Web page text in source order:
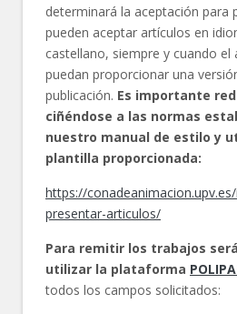
determinará la aceptación para
pueden aceptar artículos en
castellano, siempre y cuando
puedan proporcionar una
publicación. Es importante
ciñéndose a las normas
nuestro manual de estilo y
plantilla proporcionada:
https://
presentar-articulos/
Para remitir los trabajos será
utilizar la plataforma
todos los campos solicitados: